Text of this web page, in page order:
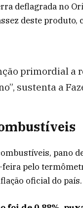
deflagrada no
deste
primordial a
sustenta a
pano
feira pelo
oficial do país.